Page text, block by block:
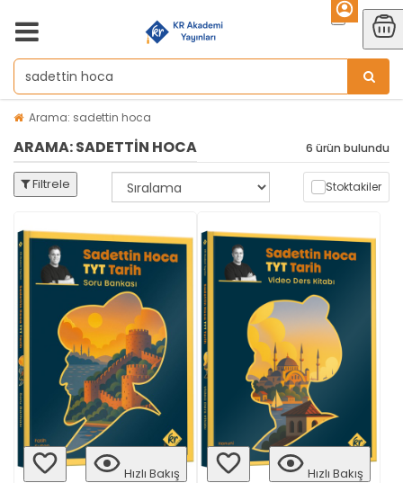
Arama: sadettin hoca
ARAMA: SADETTIN HOCA 6 ürün bulundu
Filtrele Stoktakiler
Hızlı Bakış
Hızlı Bakış